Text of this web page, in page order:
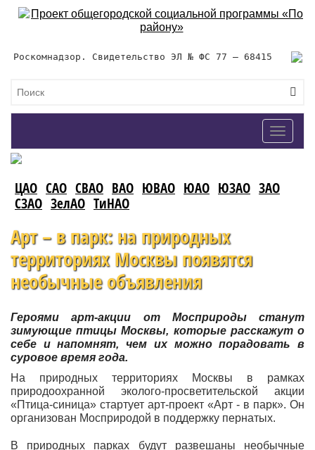
Роскомнадзор. Свидетельство ЭЛ № ФС 77 – 68415
Toggle
ЦАО САО СВАО ВАО ЮВАО ЮАО ЮЗАО ЗАО
СЗАО ЗелАО ТиНАО
Арт – в парк: на природных
территориях Москвы появятся
необычные объявления
Героями арт-акции от Мосприроды станут
зимующие птицы Москвы, которые расскажут о
себе и напомнят, чем их можно порадовать в
суровое время года.
На природных территориях Москвы в рамках
природоохранной эколого-просветительской акции
«Птица-синица» стартует арт-проект «Арт - в парк». Он
организован Мосприродой в поддержку пернатых.
В природных парках будут развешаны необычные